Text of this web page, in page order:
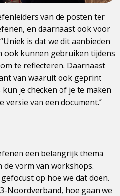
van de posten ter
en daarnaast ook voor
is dat we dit aanbieden
ook kunnen gebruiken tijdens
te reflecteren. Daarnaast
van waaruit ook geprint
kun je checken of je te maken
versie van een document.”
een belangrijk thema
vorm van workshops.
op hoe we dat doen.
Noordverband, hoe gaan we